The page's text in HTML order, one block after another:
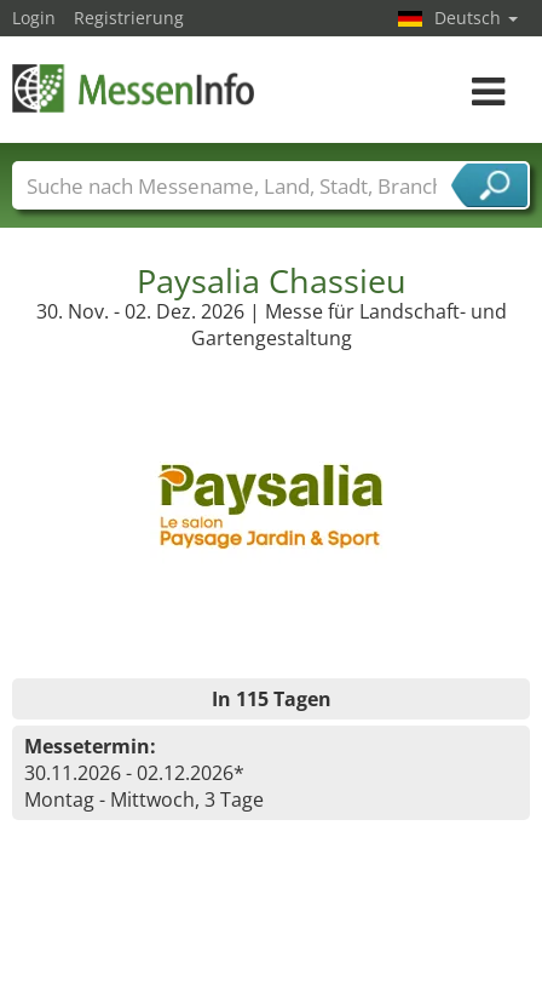
Paysalia Chassieu
30. Nov. - 02. Dez. 2026 | Messe für Landschaft- und
Gartengestaltung
In 115 Tagen
Messetermin:
30.11.2026 - 02.12.2026*
Montag - Mittwoch, 3 Tage
Login Registrierung Deutsch
Toggle
Messenamen Länder Städte
Branchen